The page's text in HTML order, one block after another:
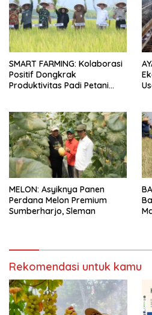
SMART FARMING: Kolaborasi
Positif Dongkrak
Produktivitas Padi Petani
MELON: Asyiknya Panen
Perdana Melon Premium
Sumberharjo, Sleman
Rekomendasi untuk kamu